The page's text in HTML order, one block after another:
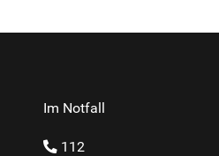
Im Notfall
112